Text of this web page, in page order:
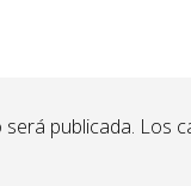
publicada. Los